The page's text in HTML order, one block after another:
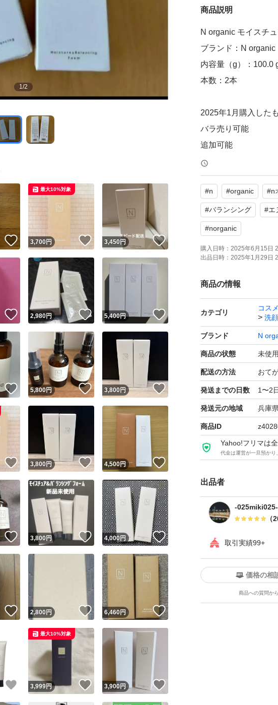
1/2
商品説明
N organic モイスチ
ブランド：N organic
内容量（g）：100.0
本数：2本
2025年1月購入した
バラ売り可能
追加可能
クレンジングもあり
#n #organic #n
#バランシング #エ
#norganic
購入日時： 2025年6月15日
出品日時： 2025年1月29日
商品の情報
カテゴリ
コス
洗顔
ブランド N
商品の状態 未使用
配送の方法 おて
発送までの日数 1〜2
発送元の地域 兵庫県
商品ID
Yahoo!フリマは
代金は運営が一旦預かり
出品者
-025miki025-
（
取引実績99+
ユーザーの実績について
価格の相
商品への質問か
いいね！
3,700円 いいね！
最大10%対象
3,450円 いいね！
いいね！
2,980円 いいね！
5,400円 いいね！
いいね！
5,800円 いいね！
3,800円 いいね！
いいね！
3,800円 いいね！
4,500円
いいね！
3,800円 いいね！
4,000 円 いいね！
いいね！
2,800円 いいね！
6,460円 いいね！
いいね！
3,999円 いいね！
最大10%対象
3,900 円